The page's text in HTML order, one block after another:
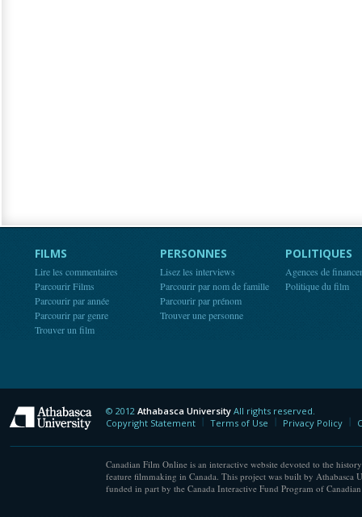
FILMS
Lire les commentaires
Parcourir Films
Parcourir par année
Parcourir par genre
Trouver un film
PERSONNES
Lisez les interviews
Parcourir par nom de famille
Parcourir par prénom
Trouver une personne
POLITIQUES
Agences de
Politique du film
Athabasca University
© 2012 Athabasca University All rights reserved.
Copyright Statement
Terms of Use Privacy Policy
Canadian Film Online is an interactive website devoted to the
feature filmmaking in Canada. This project was built by Athabasca
funded in part by the Canada Interactive Fund Program of